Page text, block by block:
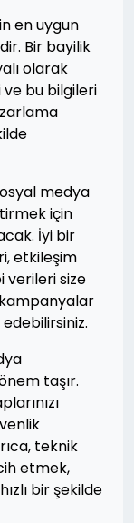
en uygun
Bir bayilik
olarak
bu bilgileri
medya
için
İyi bir
etkileşim
verileri size
kampanyalar
taşır.
teknik
etmek,
bir şekilde